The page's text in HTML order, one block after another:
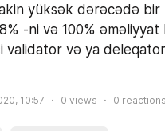
yüksək dərəcədə bir
-ni və 100% əməliyyat
və ya
10:57 0 views 0 reactions